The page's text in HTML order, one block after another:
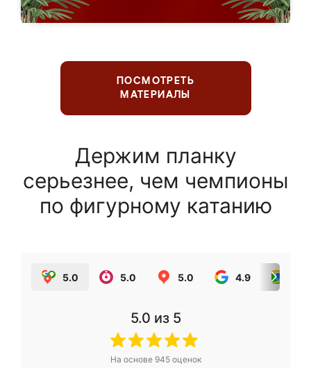
ПОСМОТРЕТЬ
МАТЕРИАЛЫ
Держим планку
серьезнее, чем чемпионы
по фигурному катанию
5.0 5.0 5.0 4.9
5.0 из 5
На основе 945оценок